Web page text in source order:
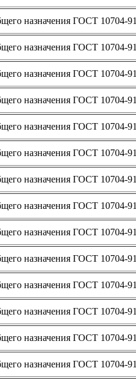
назначения ГОСТ 10704-91
назначения ГОСТ 10704-91
назначения ГОСТ 10704-91
назначения ГОСТ 10704-91
назначения ГОСТ 10704-91
назначения ГОСТ 10704-91
назначения ГОСТ 10704-91
назначения ГОСТ 10704-91
назначения ГОСТ 10704-91
назначения ГОСТ 10704-91
назначения ГОСТ 10704-91
назначения ГОСТ 10704-91
назначения ГОСТ 10704-91
назначения ГОСТ 10704-91